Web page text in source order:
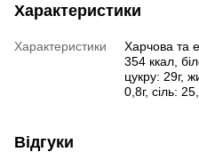
Характеристики
Характеристики
Харчова та
354 ккал,
цукру: 29г,
0,8г, сіль:
Відгуки